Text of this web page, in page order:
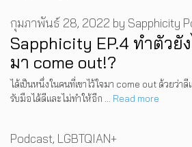
Sapphicity EP.4 ทำตัวยั
มา come out!?
กุมภาพันธ์ 28, 2022 by Sapphicity
ได้เป็นหนึ่งในคนที่เขาไว้ใจมา come out ด้วยว่า
รับมือได้ดีและไม่ทำให้อีก … Read more
Categories
Podcast, LGBTQIAN+